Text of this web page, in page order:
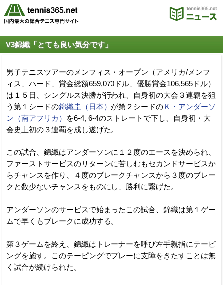
V3錦織「とても良い気分です」
男子テニスツアーのメンフィス・オープン（アメリカ/メンフ
ィス、ハード、賞金総額659,070ドル、優勝賞金106,565ドル）
は１５日、シングルス決勝が行われ、自身初の大会３連覇を狙
う第１シードの錦織圭（日本） が第２シードのＫ・アンダーソ
ン（南アフリカ）
を6-4, 6-4のストレートで下し、自身初・大
会史上初の３連覇を成し遂げた。
この試合、錦織はアンダーソンに１２度のエースを決められ、
ファーストサービスのリターンに苦しむもセカンドサービスか
らチャンスを作り、４度のブレークチャンスから３度のブレー
クと数少ないチャンスをものにし、勝利に繋げた。
アンダーソンのサービスで始まったこの試合、錦織は第１ゲー
ムで早くもブレークに成功する。
第３ゲームを終え、錦織はトレーナーを呼び左手親指にテーピ
ングを施す。このテーピングでプレーに支障をきたすことは無
く試合が続けられた。